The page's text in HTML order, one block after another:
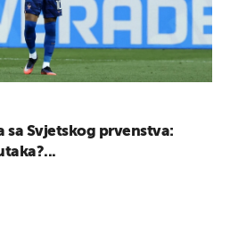
sa Svjetskog prvenstva: